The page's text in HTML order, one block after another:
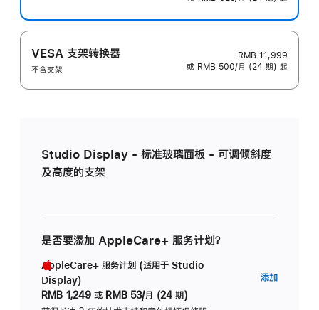
VESA 支架转换器
不含支架
RMB 11,999
或 RMB 500/月 (24 期) 起
Studio Display - 标准玻璃面板 - 可调倾斜度
及高度的支架
是否要添加 AppleCare+ 服务计划？
AppleCare+ 服务计划 (适用于 Studio
Display)
RMB 1,249 或 RMB 53/月 (24 期)
添加